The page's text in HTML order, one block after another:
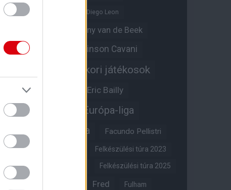
Dean Henderson Diego Leon
Donny van de Beek
Ed Woodward
Edinson Cavani
Egykori játékosok
Érdekességek Eric Bailly
Erik ten Hag Európa-liga
FA-kupa Facundo Pellistri
Felkészülési túra 2022 Felkészülési túra 2023
Felkészülési túra 2024 Felkészülési túra 2025
Fred Fulham